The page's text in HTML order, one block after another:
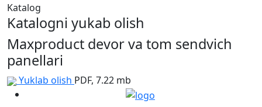
Katalog
Katalogni yukab olish
Maxproduct devor va tom sendvich
panellari
Yuklab olish PDF, 7.22 mb